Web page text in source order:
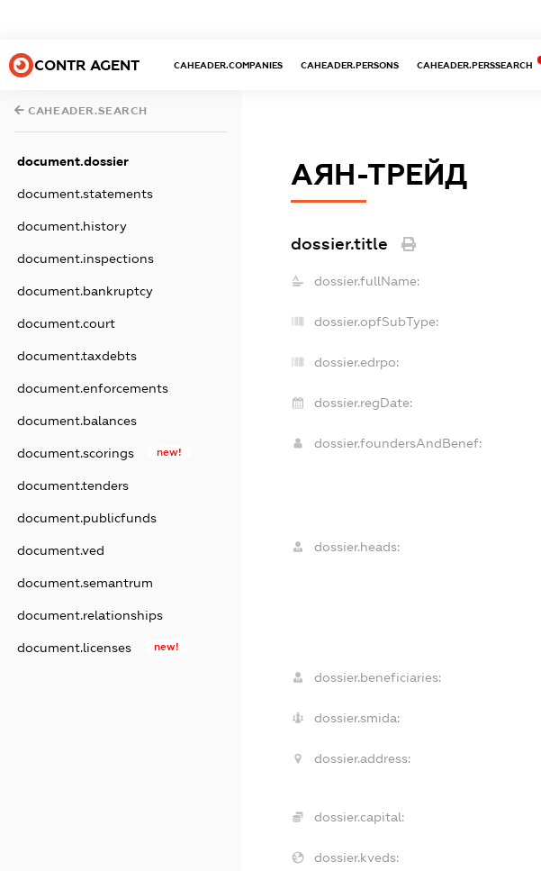
CONTR AGENT CAHEADER.COMPANIES CAHEADER.PERSONS CAHEADER.PERSSEARCH
CAHEADER.SEARCH
document.dossier
document.statements
document.history
document.inspections
document.bankruptcy
document.court
document.taxdebts
document.enforcements
document.balances
document.scorings new!
document.tenders
document.publicfunds
document.ved
document.semantrum
document.relationships
document.licenses new!
АЯН-ТРЕЙД
dossier.title
dossier.fullName:
dossier.opfSubType:
dossier.edrpo:
dossier.regDate:
dossier.foundersAndBenef:
dossier.heads:
dossier.beneficiaries:
dossier.smida:
dossier.address:
dossier.capital:
dossier.kveds: